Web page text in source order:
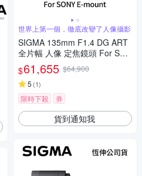
世界上第一個，徹底改變了人像攝影
SIGMA 135mm F1.4 DG ART
全片幅 人像 定焦鏡頭 For SON
Y E-mount (公司貨)
$61,655 $64,900
5 (1)
限時下殺 券
貨到通知我